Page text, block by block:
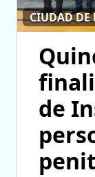
CIUDAD DE
de